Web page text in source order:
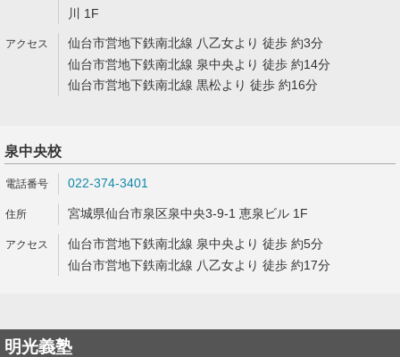
川 1F
仙台市営地下鉄南北線 八乙女より 徒歩 約3分
仙台市営地下鉄南北線 泉中央より 徒歩 約14分
仙台市営地下鉄南北線 黒松より 徒歩 約16分
泉中央校
022-374-3401
宮城県仙台市泉区泉中央3-9-1 恵泉ビル 1F
仙台市営地下鉄南北線 泉中央より 徒歩 約5分
仙台市営地下鉄南北線 八乙女より 徒歩 約17分
明光義塾